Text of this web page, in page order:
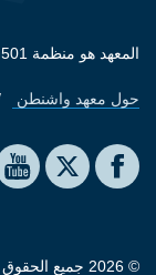
المعهد هو منظمة 501(c)3 ؛ جميع التبرعات معفاة من الضرائب.
quick links
حول معهد واشنطن
media
on Facebook
on X
© 2026 جميع الحقوق محفوظة.